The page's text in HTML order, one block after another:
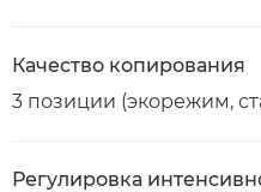
Качество копирования
3 позиции (экорежим,
Регулировка